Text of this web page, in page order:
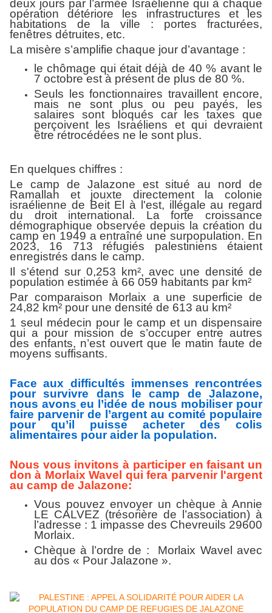
deux jours par l’armée Israélienne qui à chaque
opération détériore les infrastructures et les
habitations de la ville : portes fracturées,
fenêtres détruites, etc.
La misère s’amplifie chaque jour d’avantage :
le chômage qui était déjà de 40 % avant le
7 octobre est à présent de plus de 80 %.
Seuls les fonctionnaires travaillent encore,
mais ne sont plus ou peu payés, les
salaires sont bloqués car les taxes que
perçoivent les Israéliens et qui devraient
être rétrocédées ne le sont plus.
En quelques chiffres :
Le camp de Jalazone est situé au nord de
Ramallah et jouxte directement la colonie
israélienne de Beit El à l'est, illégale au regard
du droit international. La forte croissance
démographique observée depuis la création du
camp en 1949 a entraîné une surpopulation. En
2023, 16 713 réfugiés palestiniens étaient
enregistrés dans le camp.
Il s'étend sur 0,253 km², avec une densité de
population estimée à 66 059 habitants par km²
Par comparaison Morlaix a une superficie de
24,82 km² pour une densité de 613 au km²
1 seul médecin pour le camp et un dispensaire
qui a pour mission de s’occuper entre autres
des enfants, n’est ouvert que le matin faute de
moyens suffisants.
Face aux difficultés immenses rencontrées
pour survivre dans le camp de Jalazone,
nous avons eu l’idée de nous mobiliser pour
faire parvenir de l’argent au comité populaire
pour qu’il puisse acheter des colis
alimentaires pour aider la population.
Nous vous invitons à participer en faisant un
don à Morlaix Wavel qui fera parvenir l'argent
au camp de Jalazone:
Vous pouvez envoyer un chèque à Annie
LE CALVEZ (trésorière de l’association) à
l’adresse : 1 impasse des Chevreuils 29600
Morlaix.
Chèque à l’ordre de : Morlaix Wavel avec
au dos « Pour Jalazone ».